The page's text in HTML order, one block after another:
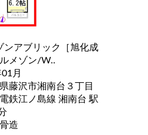
ンアブリック［旭化成
メゾン/W..
月
藤沢市湘南台３丁目
鉄江ノ島線 湘南台 駅
分
造